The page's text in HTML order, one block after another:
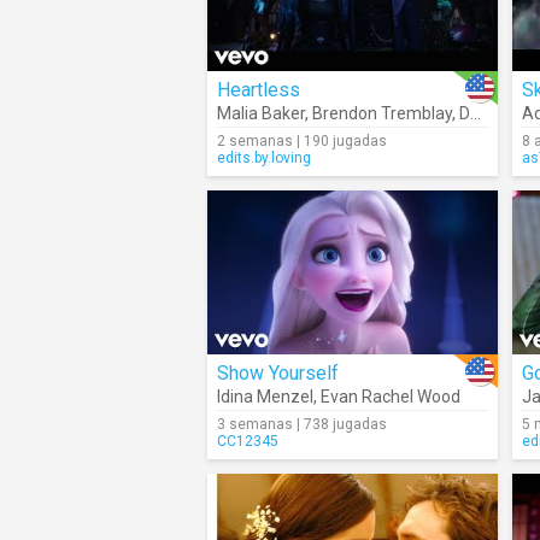
Heartless
Malia Baker, Brendon Tremblay, Descendants – Cast
2 semanas | 190 jugadas
edits.by.loving
8
Show Yourself
Idina Menzel , Evan Rachel Wood
3 semanas | 738 jugadas
CC12345
5